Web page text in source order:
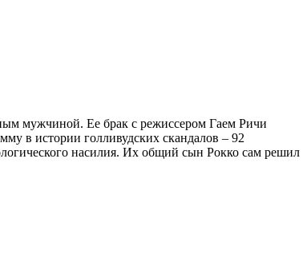
мужчиной. Ее брак с режиссером Гаем Ричи
в истории голливудских скандалов – 92
насилия. Их общий сын Рокко сам решил